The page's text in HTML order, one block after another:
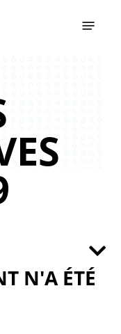
N'A ÉTÉ